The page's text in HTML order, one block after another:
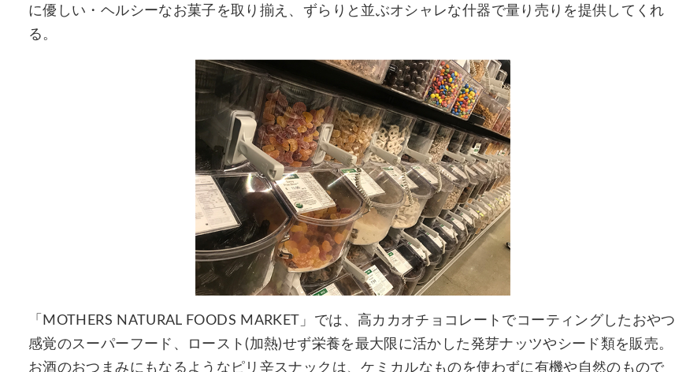
に優しい・ヘルシーなお菓子を取り揃え、ずらりと並ぶオシャレな什器で量り売りを提供してくれ
る。
「MOTHERS NATURAL FOODS MARKET」では、高カカオチョコレートでコーティングしたおやつ
感覚のスーパーフード、ロースト(加熱)せず栄養を最大限に活かした発芽ナッツやシード類を販売。
お酒のおつまみにもなるようなピリ辛スナックは、ケミカルなものを使わずに有機や自然のもので